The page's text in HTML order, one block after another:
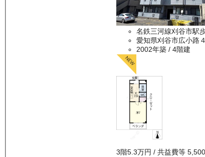
名鉄三河線刈谷市駅
愛知県刈谷市広小路
2002年築 / 4階建
3階5.3万円 / 共益費等